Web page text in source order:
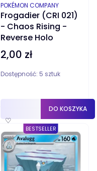
Frogadier (CRI 021)
- Chaos Rising -
Reverse Holo
PRODUCENT
POKÉMON COMPANY
Cena
2,00 zł
Dostępność: 5 sztuk
♡
DO KOSZYKA
BESTSELLER